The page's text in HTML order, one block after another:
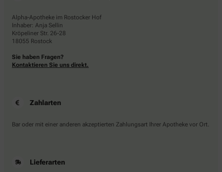
Alpha-Apotheke im Rostocker Hof
Inhaber: Anja Sellin
Kröpeliner Str. 26-28
18055 Rostock
Sie haben Fragen?
Kontaktieren Sie uns direkt.
Zahlarten
Bar oder mit einer anderen akzeptierten Zahlungsart Ihrer Apotheke vor Ort.
Lieferarten